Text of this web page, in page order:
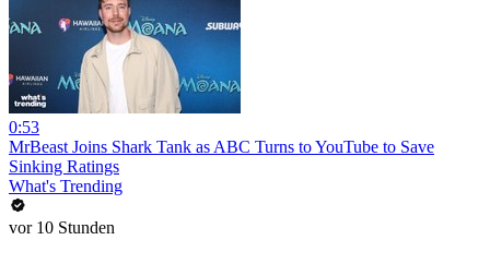
0:53
MrBeast Joins Shark Tank as ABC Turns to YouTube to Save
Sinking Ratings
What's Trending
vor 10 Stunden